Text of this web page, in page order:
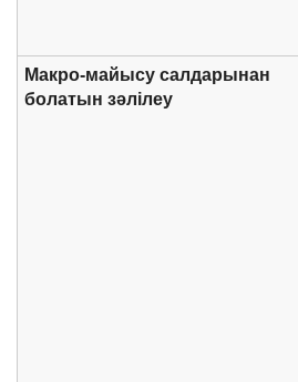
Макро-майысу салдарынан
болатын зәлілеу